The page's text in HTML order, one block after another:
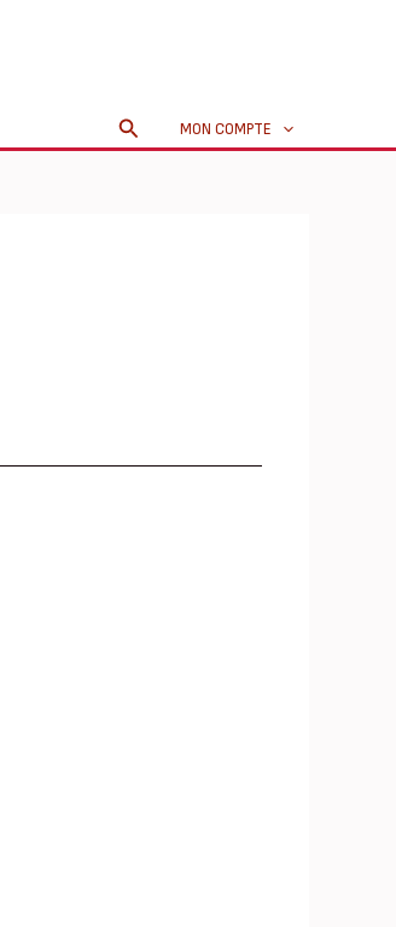
RechercherMON COMPTE